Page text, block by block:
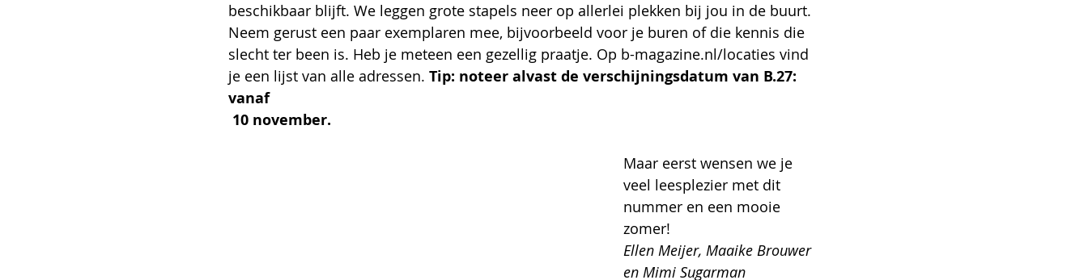
beschikbaar blijft. We leggen grote stapels neer op allerlei plekken bij jou in de buurt.
Neem gerust een paar exemplaren mee, bijvoorbeeld voor je buren of die kennis die
slecht ter been is. Heb je meteen een gezellig praatje. Op b-magazine.nl/locaties vind
je een lijst van alle adressen. Tip: noteer alvast de verschijningsdatum van B.27:
vanaf
10 november.
Maar eerst wensen we je
veel leesplezier met dit
nummer en een mooie
zomer!
Ellen Meijer, Maaike Brouwer
en Mimi Sugarman